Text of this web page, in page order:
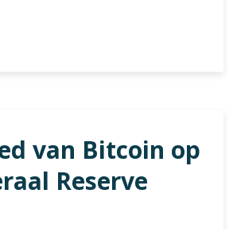
diepgaande
analyse
van
van Bitcoin op
Reserve